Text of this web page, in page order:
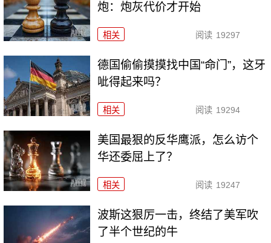
炮：炮灰代价才开始
相关 阅读 19297
德国偷偷摸摸找中国“命门”，这牙
呲得起来吗？
相关 阅读 19294
美国最狠的反华鹰派，怎么访个
华还委屈上了？
相关 阅读 19247
波斯这狠厉一击，终结了美军吹
了半个世纪的牛